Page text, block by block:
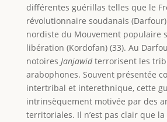
différentes guérillas telles que le
révolutionnaire soudanais
nordiste du Mouvement populaire
libération (Kordofan) (33). Au
notoires Janjawidterrorisent les
arabophones. Souvent présentée
intertribal et interethnique, cette
intrinsèquement motivée par des
territoriales. Il n’est pas clair que